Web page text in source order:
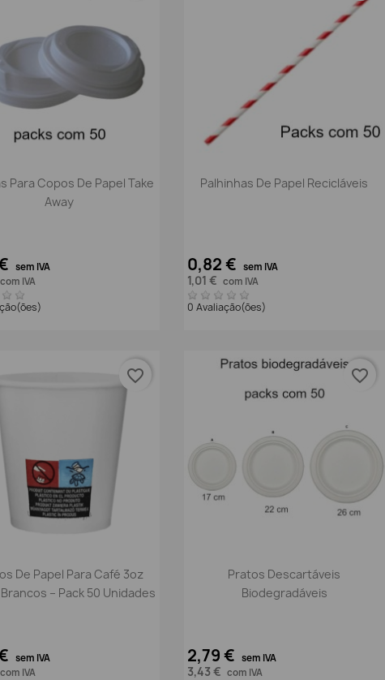
Vista rápida
Para Copos De Papel Take
Away
sem IVA
com IVA
Vista rápida
Palhinhas De Papel Recicláveis
0,82 € sem IVA
1,01 € com IVA
0 Avaliação(ões)
Vista rápida
De Papel Para Café 3oz
– Pack 50 Unidades
sem IVA
com IVA
favorite_border
Vista rápida
Pratos Descartáveis
Biodegradáveis
2,79 € sem IVA
3,43 € com IVA
favorite_border